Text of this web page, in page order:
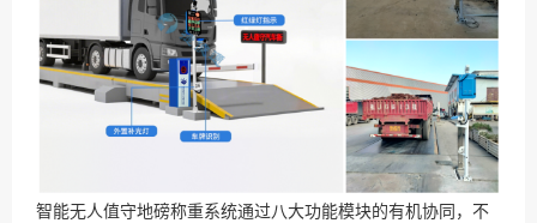
智能无人值守地磅称重系统通过八大功能模块的有机协同，不